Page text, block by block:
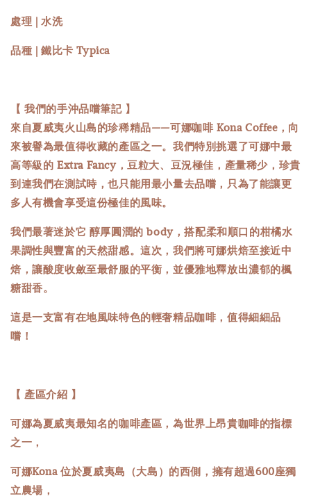
處理 | 水洗
品種 | 鐵比卡 Typica
【我們的手沖品嚐筆記】
來自夏威夷火山島的珍稀精品——可娜咖啡 Kona Coffee，向
來被譽為最值得收藏的產區之一。我們特別挑選了可娜中最
高等級的 Extra Fancy，豆粒大、豆況極佳，產量稀少，珍貴
到連我們在測試時，也只能用最小量去品嚐，只為了能讓更
多人有機會享受這份極佳的風味。
我們最著迷於它 醇厚圓潤的 body，搭配柔和順口的柑橘水
果調性與豐富的天然甜感。這次，我們將可娜烘焙至接近中
焙，讓酸度收斂至最舒服的平衡，並優雅地釋放出濃郁的楓
糖甜香。
這是一支富有在地風味特色的輕奢精品咖啡，值得細細品
嚐！
【 產區介紹 】
可娜為夏威夷最知名的咖啡產區，為世界上昂貴咖啡的指標
之一，
可娜Kona 位於夏威夷島（大島）的西側，擁有超過600座獨
立農場，